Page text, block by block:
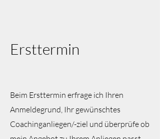
Ersttermin
Beim Ersttermin erfrage ich Ihren
Anmeldegrund, Ihr gewünschtes
Coachinganliegen/-ziel und überprüfe ob